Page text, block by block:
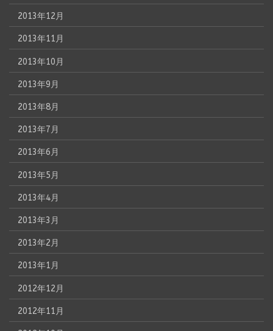
2013年12月
2013年11月
2013年10月
2013年9月
2013年8月
2013年7月
2013年6月
2013年5月
2013年4月
2013年3月
2013年2月
2013年1月
2012年12月
2012年11月